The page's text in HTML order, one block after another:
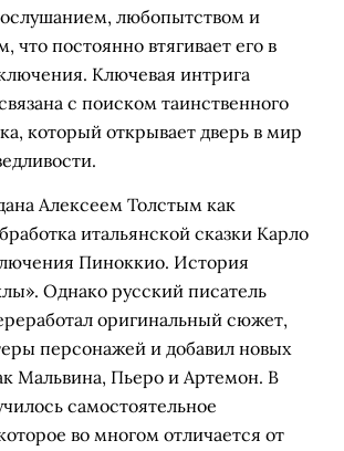
любопытством и
что постоянно втягивает его в
Ключевая интрига
с поиском таинственного
который открывает дверь в мир
Алексеем Толстым как
итальянской сказки Карло
Пиноккио. История
Однако русский писатель
оригинальный сюжет,
персонажей и добавил новых
Мальвина, Пьеро и Артемон. В
самостоятельное
во многом отличается от